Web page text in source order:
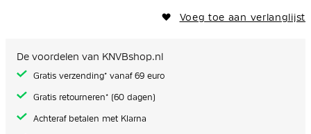
Voeg toe aan verlanglijst
De voordelen van KNVBshop.nl
Gratis verzending* vanaf 69 euro
Gratis retourneren* (60 dagen)
Achteraf betalen met Klarna